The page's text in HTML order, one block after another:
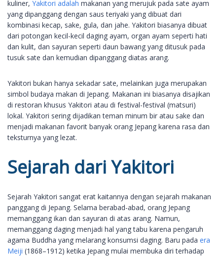
kuliner, Yakitori adalah makanan yang merujuk pada sate ayam
yang dipanggang dengan saus teriyaki yang dibuat dari
kombinasi kecap, sake, gula, dan jahe. Yakitori biasanya dibuat
dari potongan kecil-kecil daging ayam, organ ayam seperti hati
dan kulit, dan sayuran seperti daun bawang yang ditusuk pada
tusuk sate dan kemudian dipanggang diatas arang.
Yakitori bukan hanya sekadar sate, melainkan juga merupakan
simbol budaya makan di Jepang. Makanan ini biasanya disajikan
di restoran khusus Yakitori atau di festival-festival (matsuri)
lokal. Yakitori sering dijadikan teman minum bir atau sake dan
menjadi makanan favorit banyak orang Jepang karena rasa dan
teksturnya yang lezat.
Sejarah dari Yakitori
Sejarah Yakitori sangat erat kaitannya dengan sejarah makanan
panggang di Jepang. Selama berabad-abad, orang Jepang
memanggang ikan dan sayuran di atas arang. Namun,
memanggang daging menjadi hal yang tabu karena pengaruh
agama Buddha yang melarang konsumsi daging. Baru pada era
Meiji (1868–1912) ketika Jepang mulai membuka diri terhadap